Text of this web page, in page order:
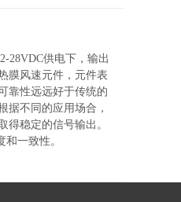
28VDC供电下，输出
膜风速元件，元件表
靠性远远好于传统的
据不同的应用场合，
稳定的信号输出。
一致性。